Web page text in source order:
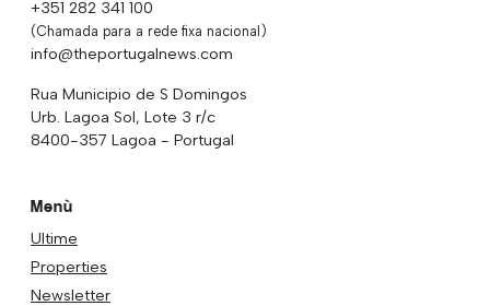
+351 282 341 100
(Chamada para a rede fixa nacional)
info@theportugalnews.com
Rua Municipio de S Domingos
Urb. Lagoa Sol, Lote 3 r/c
8400-357 Lagoa - Portugal
Menù
Ultime
Properties
Newsletter